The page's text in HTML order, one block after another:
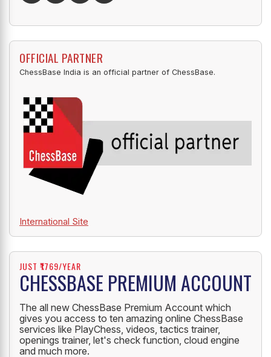
ChessBase India is an official partner of ChessBase.
International Site
CHESSBASE PREMIUM ACCOUNT
The all new ChessBase Premium Account which
gives you access to ten amazing online ChessBase